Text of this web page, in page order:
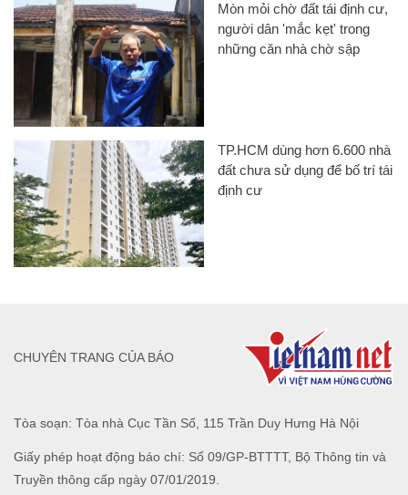
Mòn mỏi chờ đất tái định cư,
người dân 'mắc kẹt' trong
những căn nhà chờ sập
TP.HCM dùng hơn 6.600 nhà
đất chưa sử dụng để bố trí tái
định cư
Tòa soạn: Tòa nhà Cục Tần Số, 115 Trần Duy Hưng Hà Nội
Giấy phép hoạt động báo chí: Số 09/GP-BTTTT, Bộ Thông tin và
Truyền thông cấp ngày 07/01/2019.
CHUYÊN TRANG CỦA BÁO